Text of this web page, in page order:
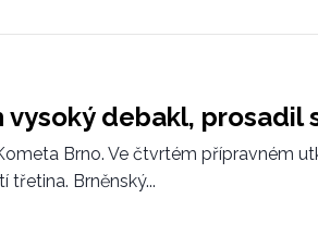
debakl, prosadil
Brno. Ve čtvrtém přípravném
Brněnský...